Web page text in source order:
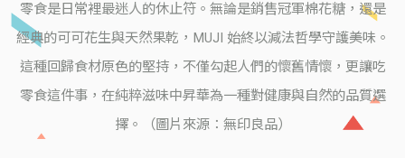
零食是日常裡最迷人的休止符。無論是銷售冠軍棉花糖，還是
經典的可可花生與天然果乾，MUJI 始終以減法哲學守護美味。
這種回歸食材原色的堅持，不僅勾起人們的懷舊情懷，更讓吃
零食這件事，在純粹滋味中昇華為一種對健康與自然的品質選
擇。（圖片來源：無印良品）